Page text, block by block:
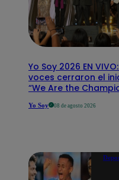
Yo Soy 2026 EN
voces cerraron el
“We Are the
Yo Soy 08 de agosto 2026